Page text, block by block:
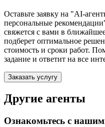
Оставьте заявку на "AI-
персональные
свяжется с вами в
подберет оптимальное
стоимость и сроки работ.
задание и ответит на все
Заказать услугу
Другие агенты
Ознакомьтесь с